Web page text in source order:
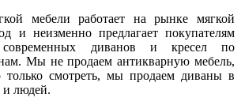
мебели работает на рынке мягкой
и неизменно предлагает покупателям
диванов и кресел по
Мы не продаем антикварную мебель,
смотреть, мы продаем диваны в
и людей.